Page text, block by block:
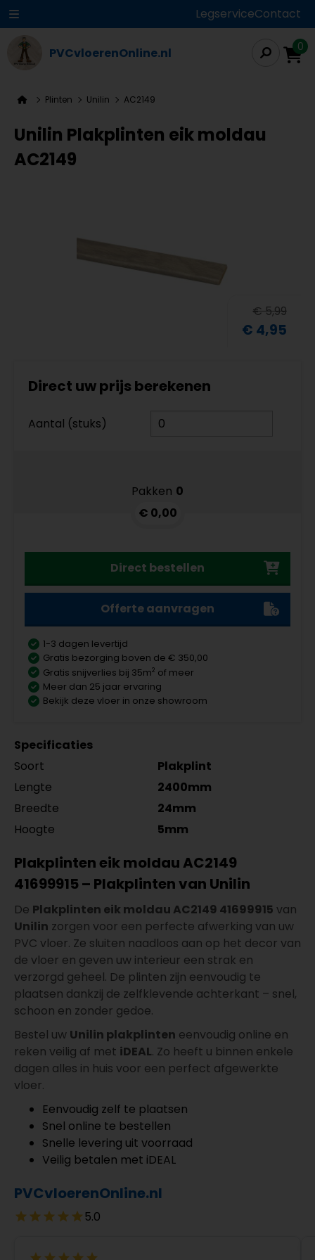
LegserviceContact
PVCvloerenOnline.nl 0
Plinten Unilin AC2149
Unilin Plakplinten eik moldau
AC2149
€ 5,99
€ 4,95
Direct uw prijs berekenen
Aantal (stuks)
Pakken 0
€ 0,00
Direct bestellen
Offerte aanvragen
1-3 dagen levertijd
Gratis bezorging boven de € 350,00
Gratis snijverlies bij 35m2 of meer
Meer dan 25 jaar ervaring
Bekijk deze vloer in onze showroom
Specificaties
Soort
Plakplint
Lengte
2400mm
Breedte
24mm
Hoogte
5mm
Plakplinten eik moldau AC2149
41699915 – Plakplinten van Unilin
De Plakplinten eik moldau AC2149 41699915 van
Unilin zorgen voor een perfecte afwerking van uw
PVC vloer. Ze sluiten naadloos aan op het decor van
de vloer en geven uw interieur een strak en
verzorgd geheel. De plinten zijn eenvoudig te
plaatsen dankzij de zelfklevende achterkant – snel,
schoon en zonder gedoe.
Bestel uw Unilin plakplinten eenvoudig online en
reken veilig af met iDEAL. Zo heeft u binnen enkele
dagen alles in huis voor een perfect afgewerkte
vloer.
Eenvoudig zelf te plaatsen
Snel online te bestellen
Snelle levering uit voorraad
Veilig betalen met iDEAL
PVCvloerenOnline.nl
5.0